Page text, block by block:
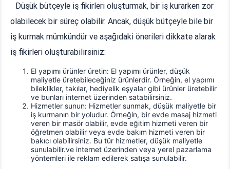
Düşük bütçeyle iş fikirleri oluşturmak, bir iş kurarken zor
olabilecek bir süreç olabilir. Ancak, düşük bütçeyle bile bir
iş kurmak mümkündür ve aşağıdaki önerileri dikkate alarak
iş fikirleri oluşturabilirsiniz:
El yapımı ürünler üretin: El yapımı ürünler, düşük
maliyetle üretebileceğiniz ürünlerdir. Örneğin, el yapımı
bileklikler, takılar, hediyelik eşyalar gibi ürünler üretebilir
ve bunları internet üzerinden satabilirsiniz.
Hizmetler sunun: Hizmetler sunmak, düşük maliyetle bir
iş kurmanın bir yoludur. Örneğin, bir evde masaj hizmeti
veren bir masör olabilir, evde eğitim hizmeti veren bir
öğretmen olabilir veya evde bakım hizmeti veren bir
bakıcı olabilirsiniz. Bu tür hizmetler, düşük maliyetle
sunulabilir.ve internet üzerinden veya yerel pazarlama
yöntemleri ile reklam edilerek satışa sunulabilir.